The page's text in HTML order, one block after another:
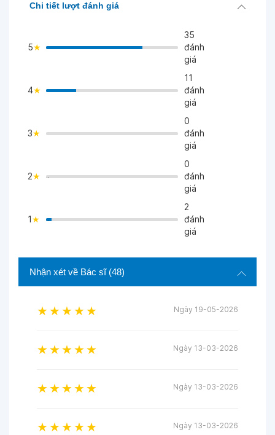
Chi tiết lượt đánh giá
5
35
đánh
giá
4 >
11
đánh
giá
3 >
0
đánh
giá
2 ">
0
đánh
giá
1 ">
2
đánh
giá
Nhận xét về Bác sĩ (48)
Ngày 19-05-2026
Ngày 13-03-2026
Ngày 13-03-2026
Ngày 13-03-2026